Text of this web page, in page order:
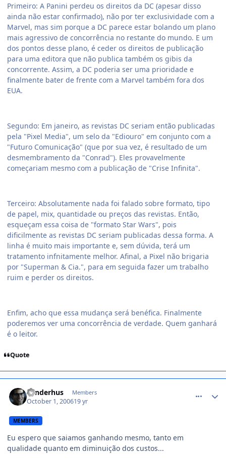
Primeiro: A Panini perdeu os direitos da DC (apesar disso
ainda não estar confirmado), não por ter exclusividade com a
Marvel, mas sim porque a DC parece estar bolando um plano
mais agressivo de concorrência no restante do mundo. E um
dos pontos desse plano, é ceder os direitos de publicação
para uma editora que não publica também os gibis da
concorrente. Assim, a DC poderia ser uma prioridade e
finalmente bater de frente com a Marvel também fora dos
EUA.
Segundo: Em janeiro, as revistas DC seriam então publicadas
pela "Pixel Media", um selo da "Ediouro" em conjunto com a
"Futuro Comunicação" (que por sua vez, é resultado de um
desmembramento da "Conrad"). Eles provavelmente
começariam mesmo com a publicação de "Crise Infinita".
Terceiro: Absolutamente nada foi falado sobre formato, tipo
de papel, mix, quantidade ou preços das revistas. Então,
esqueçam essa coisa de "formato Star Wars", pois
dificilmente as revistas DC seriam publicadas dessa forma. A
linha é muito mais importante e, sem dúvida, terá um
tratamento infnitamente melhor. Afinal, a Pixel não brigaria
por "Superman & Cia.", para em seguida fazer um trabalho
ruim e perder os direitos.
Enfim, acho que essa mudança será benéfica. Finalmente
poderemos ver uma concorrência de verdade. Quem ganhará
é o leitor.
Quote
sunderhus Members
October 1, 200619 yr
MEMBERS
Eu espero que saiamos ganhando mesmo, tanto em
qualidade quanto em diminuição dos custos...